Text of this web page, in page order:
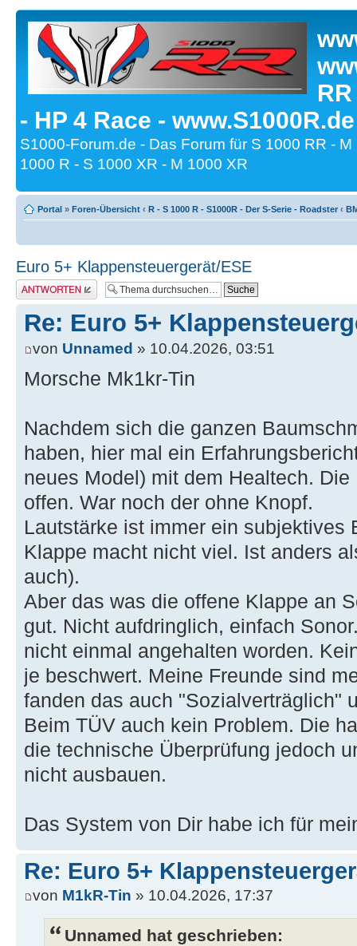
- HP 4 Race -
S1000-Forum.de - Das Forum für S 1000 RR -
1000 R - S 1000 XR - M 1000 XR
Portal » Foren-Übersicht ‹ R - S 1000 R - S1000R - Der S-Serie - Roadster ‹
Euro 5+ Klappensteuergerät/ESE
Antwort erstellen
Re: Euro 5+
von Unnamed » 10.04.2026, 03:51
Morsche Mk1kr-Tin
Nachdem sich die ganzen
haben, hier mal ein
neues Model) mit dem Healtech.
offen. War noch der ohne Knopf.
Lautstärke ist immer ein subjektives
Klappe macht nicht viel. Ist anders
auch).
Aber das was die offene Klappe an
gut. Nicht aufdringlich, einfach
nicht einmal angehalten worden.
je beschwert. Meine Freunde sind
fanden das auch "Sozialverträglich"
Beim TÜV auch kein Problem. Die
die technische Überprüfung jedoch
nicht ausbauen.
Das System von Dir habe ich für
Re: Euro 5+
von M1kR-Tin » 10.04.2026, 17:37
Unnamed hat geschrieben: